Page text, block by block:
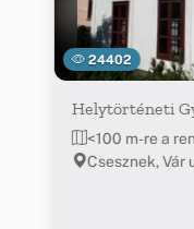
24402
Helytörténeti
<100 m-re a
Csesznek, Vár